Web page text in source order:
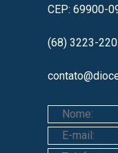
CEP: 69900-
(68) 3223-